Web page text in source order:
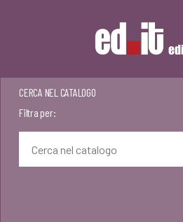
CERCA NEL CATALOGO
Filtra per: